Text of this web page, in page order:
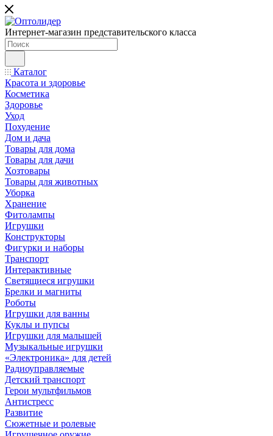
Интернет-магазин представительского класса
Каталог
Красота и здоровье
Косметика
Здоровье
Уход
Похудение
Дом и дача
Товары для дома
Товары для дачи
Хозтовары
Товары для животных
Уборка
Хранение
Фитолампы
Игрушки
Конструкторы
Фигурки и наборы
Транспорт
Интерактивные
Светящиеся игрушки
Брелки и магниты
Роботы
Игрушки для ванны
Куклы и пупсы
Игрушки для малышей
Музыкальные игрушки
«Электроника» для детей
Радиоуправляемые
Детский транспорт
Герои мультфильмов
Антистресс
Развитие
Сюжетные и ролевые